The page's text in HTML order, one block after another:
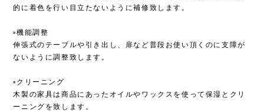
的に着色を行い目立たないように補修致します。
▫︎機能調整
伸張式のテーブルや引き出し、扉など普段お使い頂くのに支障が
ないように調整致します。
▫︎クリーニング
木製の家具は商品にあったオイルやワックスを使って保湿とクリ
ーニングを致します。